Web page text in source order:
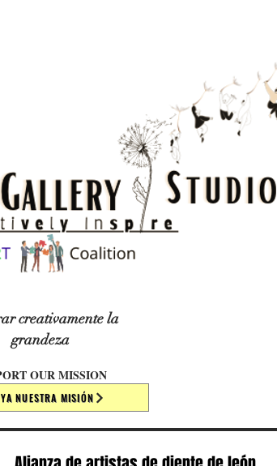
creativamente la
grandeza
OUR MISSION
NUESTRA MISIÓN